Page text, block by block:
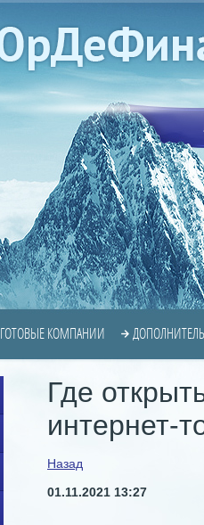
ГОТОВЫЕ КОМПАНИИ
Где
интернет-
Назад
01.11.2021 13:27